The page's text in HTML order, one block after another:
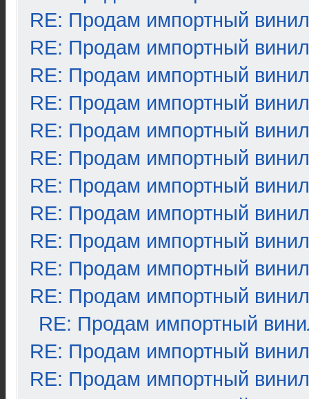
RE: Продам импортный винил
RE: Продам импортный винил
RE: Продам импортный винил
RE: Продам импортный винил
RE: Продам импортный винил
RE: Продам импортный винил
RE: Продам импортный винил
RE: Продам импортный винил
RE: Продам импортный винил
RE: Продам импортный винил
RE: Продам импортный винил
RE: Продам импортный
RE: Продам импортный винил
RE: Продам импортный винил